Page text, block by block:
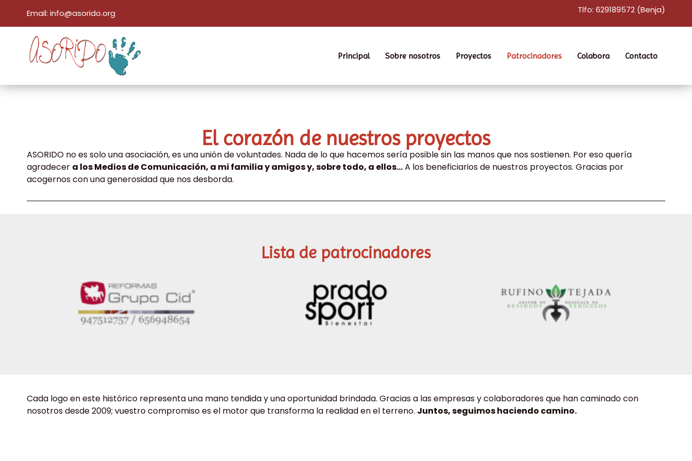
Email: info@asorido.org Tlfo: 629189572 (Benja)
Principal Sobre nosotros Proyectos Patrocinadores Colabora Contacto
El corazón de nuestros proyectos
ASORIDO no es solo una asociación, es una unión de voluntades. Nada de lo que hacemos sería posible sin las manos que nos sostienen. Por eso quería
agradecer a los Medios de Comunicación, a mi familia y amigosy, sobre todo, a ellos…A los beneficiarios de nuestros proyectos. Gracias por
acogernos con una generosidad que nos desborda.
Lista de patrocinadores
Cada logo en este histórico representa una mano tendida y una oportunidad brindada. Gracias a las empresas y colaboradores que han caminado con
nosotros desde 2009; vuestro compromiso es el motor que transforma la realidad en el terreno. Juntos, seguimos haciendo camino.